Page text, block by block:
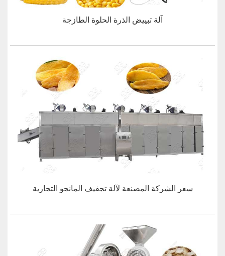
آلة تبييض الذرة الحلوة الطازجة
سعر الشركة المصنعة لآلة تجفيف المانجو التجارية